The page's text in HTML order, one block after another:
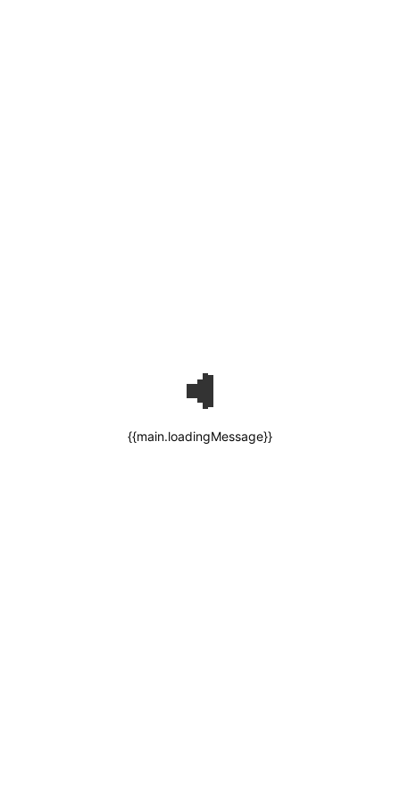
{{main.loadingMessage}}